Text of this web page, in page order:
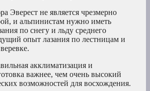
Эверест не является чрезмерно
и альпинистам нужно иметь
по снегу и льду среднего
опыт лазания по лестницам и
акклиматизация и
важнее, чем очень высокий
возможностей для восхождения.